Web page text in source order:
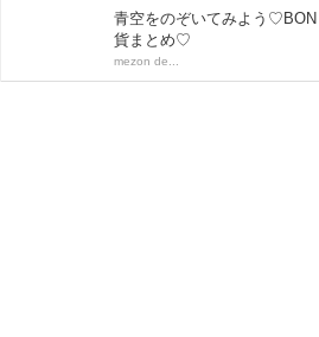
青空をのぞいてみよう
貨まとめ♡
mezon de...